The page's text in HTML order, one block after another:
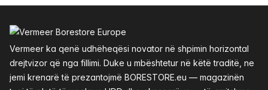
Vermeer ka qenë udhëheqësi novator në shpimin horizontal
drejtvizor që nga fillimi. Duke u mbështetur në këtë traditë, ne
jemi krenarë të prezantojmë BORESTORE.eu — magazinën